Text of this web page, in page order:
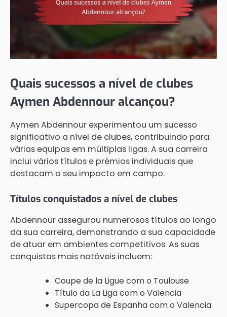
Quais sucessos a nível de clubes
Aymen Abdennour alcançou?
Aymen Abdennour experimentou um sucesso
significativo a nível de clubes, contribuindo para
várias equipas em múltiplas ligas. A sua carreira
inclui vários títulos e prémios individuais que
destacam o seu impacto em campo.
Títulos conquistados a nível de clubes
Abdennour assegurou numerosos títulos ao longo
da sua carreira, demonstrando a sua capacidade
de atuar em ambientes competitivos. As suas
conquistas mais notáveis incluem:
Coupe de la Ligue com o Toulouse
Título da La Liga com o Valencia
Supercopa de Espanha com o Valencia